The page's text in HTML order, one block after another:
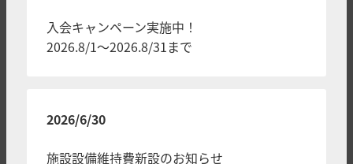
入会キャンペーン実施中！
2026.8/1～2026.8/31まで
2026/6/30
施設設備維持費新設のお知らせ